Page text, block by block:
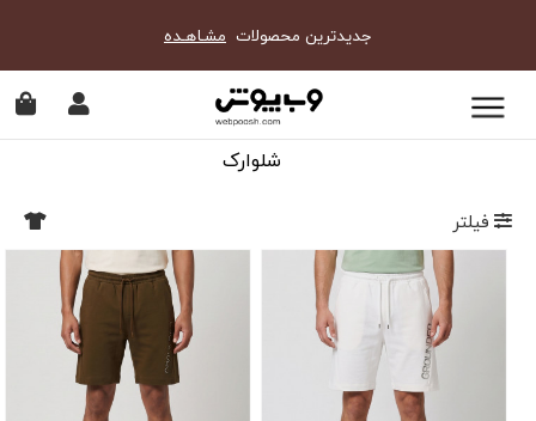
جدیدترین محصولات مشـاهـده
شلوارک
فیلتر